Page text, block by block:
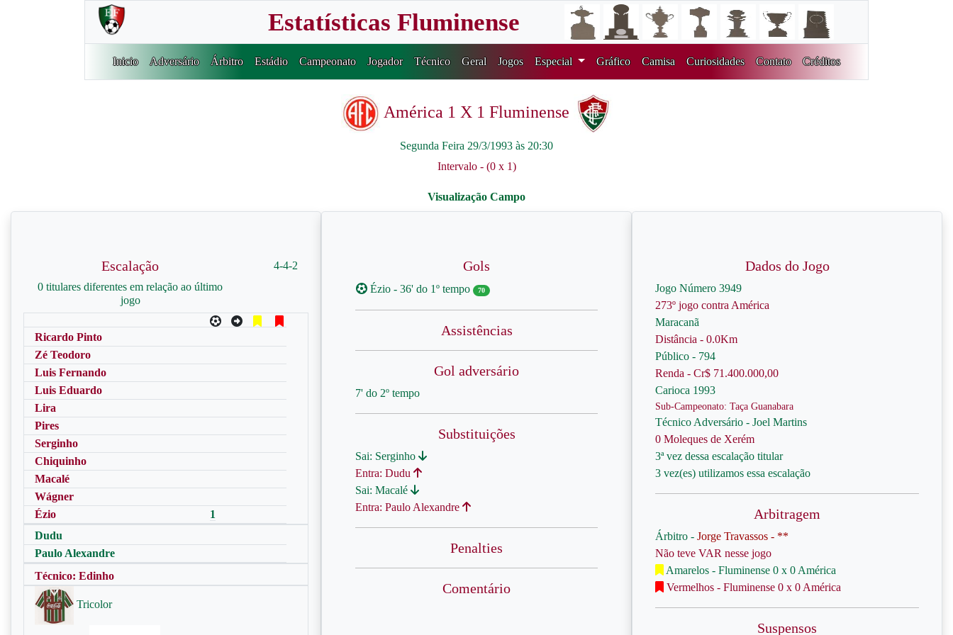
Estatísticas Fluminense
Inicio Adversário Árbitro Estádio Campeonato Jogador Técnico Geral Jogos Especial Gráfico Camisa Curiosidades Contato Créditos
América 1 X 1 Fluminense
Segunda Feira 29/3/1993 às 20:30
Intervalo - (0 x 1)
Escalação
0 titulares diferentes em relação ao último
jogo
4-4-2
Ricardo Pinto
Zé Teodoro
Luis Fernando
Luis Eduardo
Lira
Pires
Serginho
Chiquinho
Macalé
Wágner
Ézio
1
Dudu
Paulo Alexandre
Técnico: Edinho
Tricolor
Gols
Ézio - 36' do 1º tempo 70
Assistências
Gol adversário
7' do 2º tempo
Substituições
Sai: Serginho
Entra: Dudu
Sai: Macalé
Entra: Paulo Alexandre
Penalties
Comentário
Dados do Jogo
Jogo Número 3949
273º jogo contra América
Maracanã
Distância - 0.0Km
Público - 794
Renda - Cr$ 71.400.000,00
Carioca 1993
Sub-Campeonato: Taça Guanabara
Técnico Adversário - Joel Martins
0 Moleques de Xerém
3ª vez dessa escalação titular
3 vez(es) utilizamos essa escalação
Arbitragem
Árbitro - Jorge Travassos - **
Não teve VAR nesse jogo
Amarelos - Fluminense 0 x 0 América
Vermelhos - Fluminense 0 x 0 América
Suspensos